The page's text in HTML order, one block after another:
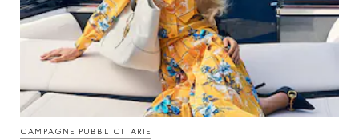
Making Of
CHIUDI
CAMPAGNE PUBBLICITARIE